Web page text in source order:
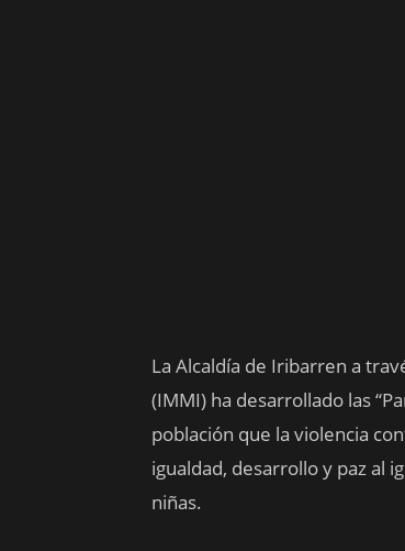
La Alcaldía de Iribarren a
(IMMI) ha desarrollado las
población que la violencia
igualdad, desarrollo y paz al
niñas.